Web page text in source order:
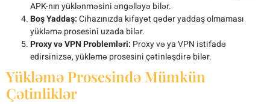
APK-nın yüklənməsini əngəlləyə bilər.
Boş Yaddaş:Cihazınızda kifayət qədər yaddaş olmaması
yükləmə prosesini uzada bilər.
Proxy və VPN Problemləri: Proxy və ya VPN istifadə
edirsinizsə, yükləmə prosesini çətinləşdirə bilər.
Yükləmə Prosesində Mümkün
Çətinliklər